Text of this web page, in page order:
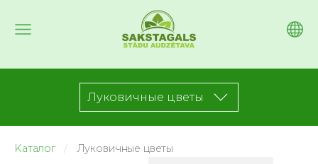
Луковичные цветы
Kаталог
Луковичные цветы